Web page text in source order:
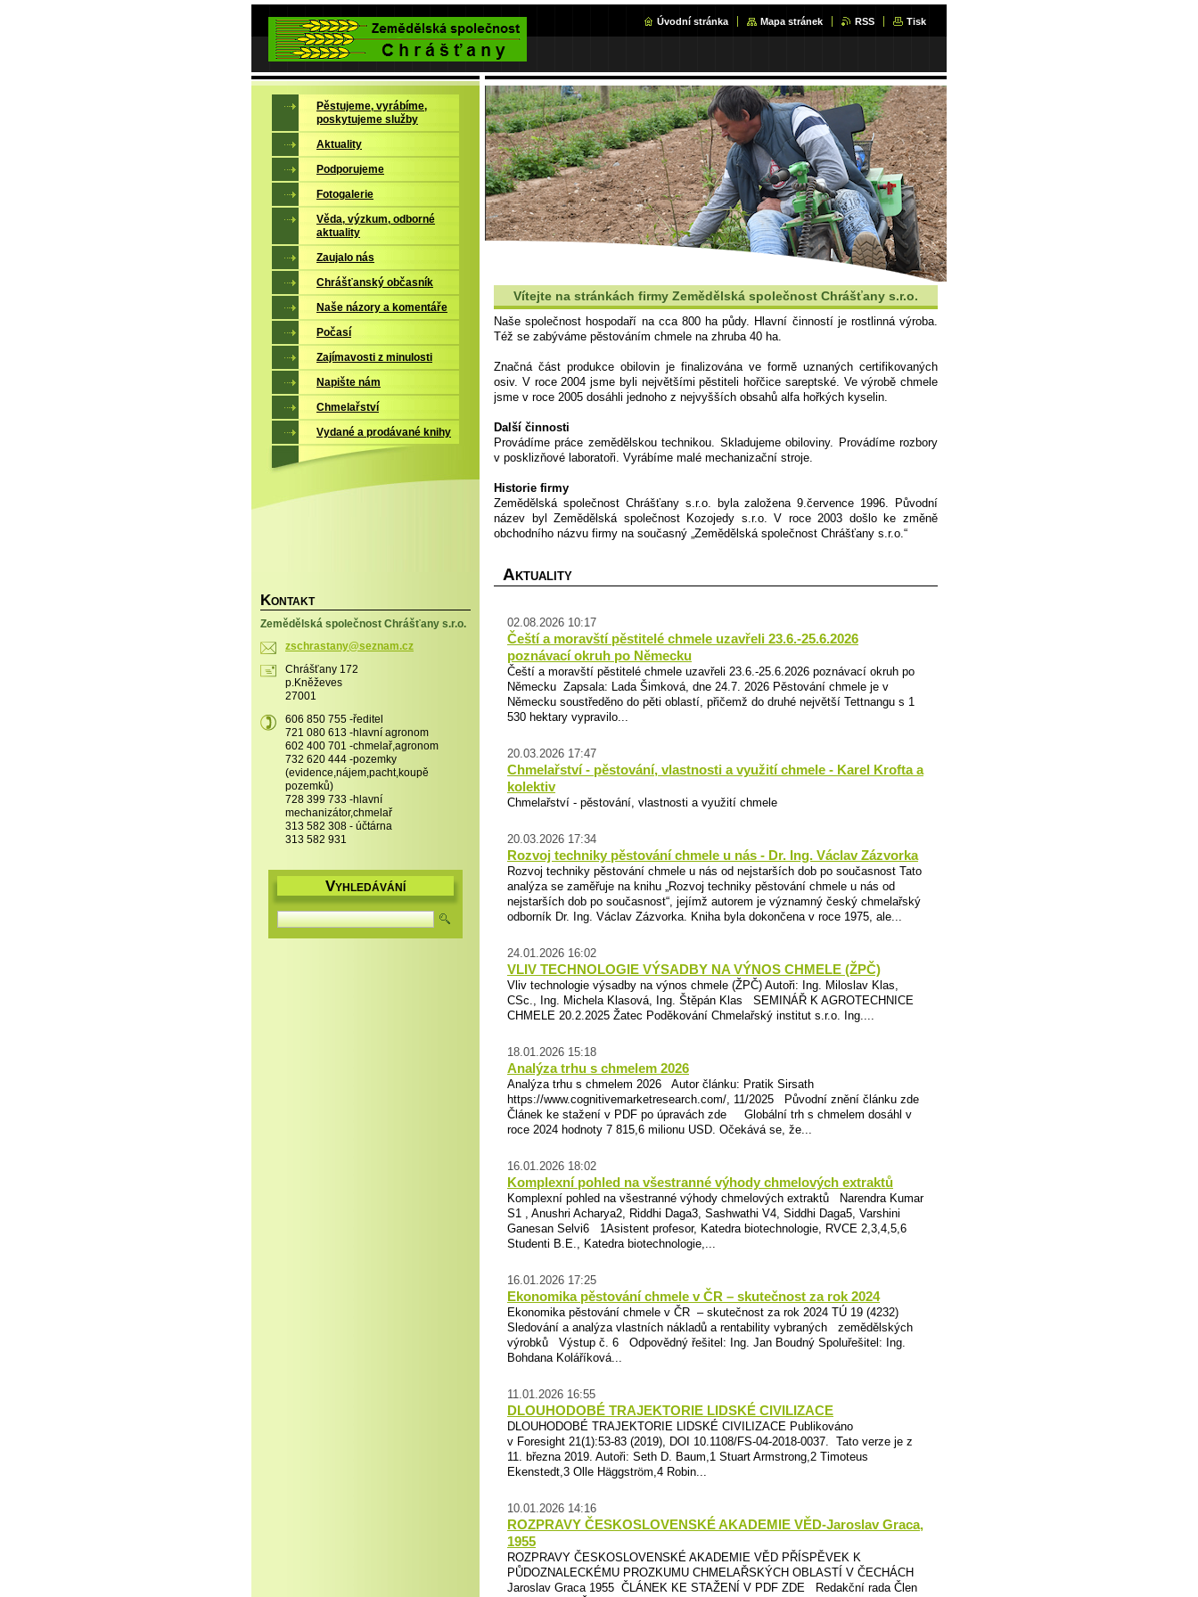
Úvodní stránka Mapa stránek RSS Tisk
Vítejte na stránkách firmy Zemědělská společnost Chrášťany s.r.o.
Naše společnost hospodaří na cca 800 ha půdy. Hlavní činností je rostlinná výroba.
Též se zabýváme pěstováním chmele na zhruba 40 ha.
Značná část produkce obilovin je finalizována ve formě uznaných certifikovaných
osiv. V roce 2004 jsme byli největšími pěstiteli hořčice sareptské. Ve výrobě chmele
jsme v roce 2005 dosáhli jednoho z nejvyšších obsahů alfa hořkých kyselin.
Další činnosti
Provádíme práce zemědělskou technikou. Skladujeme obiloviny. Provádíme rozbory
v posklizňové laboratoři. Vyrábíme malé mechanizační stroje.
Historie firmy
Zemědělská společnost Chrášťany s.r.o. byla založena 9.července 1996. Původní
název byl Zemědělská společnost Kozojedy s.r.o. V roce 2003 došlo ke změně
obchodního názvu firmy na současný „Zemědělská společnost Chrášťany s.r.o.“
A KTUALITY
02.08.2026 10:17
Čeští a moravští pěstitelé chmele uzavřeli 23.6.-25.6.2026
poznávací okruh po Německu
Čeští a moravští pěstitelé chmele uzavřeli 23.6.-25.6.2026 poznávací okruh po
Německu Zapsala: Lada Šimková, dne 24.7. 2026 Pěstování chmele je v
Německu soustředěno do pěti oblastí, přičemž do druhé největší Tettnangu s 1
530 hektary vypravilo...
20.03.2026 17:47
Chmelařství - pěstování, vlastnosti a využití chmele - Karel Krofta a
kolektiv
Chmelařství - pěstování, vlastnosti a využití chmele
20.03.2026 17:34
Rozvoj techniky pěstování chmele u nás - Dr. Ing. Václav Zázvorka
Rozvoj techniky pěstování chmele u nás od nejstarších dob po současnost Tato
analýza se zaměřuje na knihu „Rozvoj techniky pěstování chmele u nás od
nejstarších dob po současnost“, jejímž autorem je významný český chmelařský
odborník Dr. Ing. Václav Zázvorka. Kniha byla dokončena v roce 1975, ale...
24.01.2026 16:02
VLIV TECHNOLOGIE VÝSADBY NA VÝNOS CHMELE (ŽPČ)
Vliv technologie výsadby na výnos chmele (ŽPČ) Autoři: Ing. Miloslav Klas,
CSc., Ing. Michela Klasová, Ing. Štěpán Klas SEMINÁŘ K AGROTECHNICE
CHMELE 20.2.2025 Žatec Poděkování Chmelařský institut s.r.o. Ing....
18.01.2026 15:18
Analýza trhu s chmelem 2026
Analýza trhu s chmelem 2026 Autor článku: Pratik Sirsath
https://www.cognitivemarketresearch.com/, 11/2025 Původní znění článku zde
Článek ke stažení v PDF po úpravách zde Globální trh s chmelem dosáhl v
roce 2024 hodnoty 7 815,6 milionu USD. Očekává se, že...
16.01.2026 18:02
Komplexní pohled na všestranné výhody chmelových extraktů
Komplexní pohled na všestranné výhody chmelových extraktů Narendra Kumar
S1 , Anushri Acharya2, Riddhi Daga3, Sashwathi V4, Siddhi Daga5, Varshini
Ganesan Selvi6 1Asistent profesor, Katedra biotechnologie, RVCE 2,3,4,5,6
Studenti B.E., Katedra biotechnologie,...
16.01.2026 17:25
Ekonomika pěstování chmele v ČR – skutečnost za rok 2024
Ekonomika pěstování chmele v ČR – skutečnost za rok 2024 TÚ 19 (4232)
Sledování a analýza vlastních nákladů a rentability vybraných zemědělských
výrobků Výstup č. 6 Odpovědný řešitel: Ing. Jan Boudný Spoluřešitel: Ing.
Bohdana Koláříková...
11.01.2026 16:55
DLOUHODOBÉ TRAJEKTORIE LIDSKÉ CIVILIZACE
DLOUHODOBÉ TRAJEKTORIE LIDSKÉ CIVILIZACE Publikováno
v Foresight 21(1):53-83 (2019), DOI 10.1108/FS-04-2018-0037. Tato verze je z
11. března 2019. Autoři: Seth D. Baum,1 Stuart Armstrong,2 Timoteus
Ekenstedt,3 Olle Häggström,4 Robin...
10.01.2026 14:16
ROZPRAVY ČESKOSLOVENSKÉ AKADEMIE VĚD-Jaroslav Graca,
1955
ROZPRAVY ČESKOSLOVENSKÉ AKADEMIE VĚD PŘÍSPĚVEK K
PŮDOZNALECKÉMU PROZKUMU CHMELAŘSKÝCH OBLASTÍ V ČECHÁCH
Jaroslav Graca 1955 ČLÁNEK KE STAŽENÍ V PDF ZDE Redakční rada Člen
Pěstujeme, vyrábíme,
poskytujeme služby
Aktuality
Podporujeme
Fotogalerie
Věda, výzkum, odborné
aktuality
Zaujalo nás
Chrášťanský občasník
Naše názory a komentáře
Počasí
Zajímavosti z minulosti
Napište nám
Chmelařství
Vydané a prodávané knihy
KONTAKT
Zemědělská společnost Chrášťany s.r.o.
zschrastany@seznam.cz
Chrášťany 172
p.Kněževes
27001
606 850 755 -ředitel
721 080 613 -hlavní agronom
602 400 701 -chmelař,agronom
732 620 444 -pozemky
(evidence,nájem,pacht,koupě
pozemků)
728 399 733 -hlavní
mechanizátor,chmelař
313 582 308 - účtárna
313 582 931
VYHLEDÁVÁNÍ